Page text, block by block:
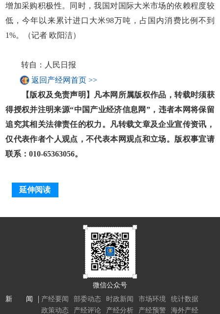
增加采购积极性。同时，我国对国际大米市场的依赖程度较
低，今年以来累计进口大米98万吨，占国内消费比例不到
1%。（记者 欧阳洁）
转自：人民日报
返回产经网首页 >>
【版权及免责声明】凡本网所属版权作品，转载时须获
得授权并注明来源“中国产业经济信息网”，违者本网将保留
追究其相关法律责任的权力。凡转载文章及企业宣传资讯，
仅代表作者个人观点，不代表本网观点和立场。版权事宜请
联系：010-65363056。
延伸阅读
微信公众号
新 闻
产经要闻 部委动态 时政新闻 市场环境
统计数据
政策动态
产经评论 产经分析 产经预警 海外产经